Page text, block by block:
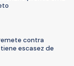
contra
escasez de